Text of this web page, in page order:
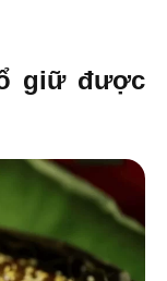
giữ được